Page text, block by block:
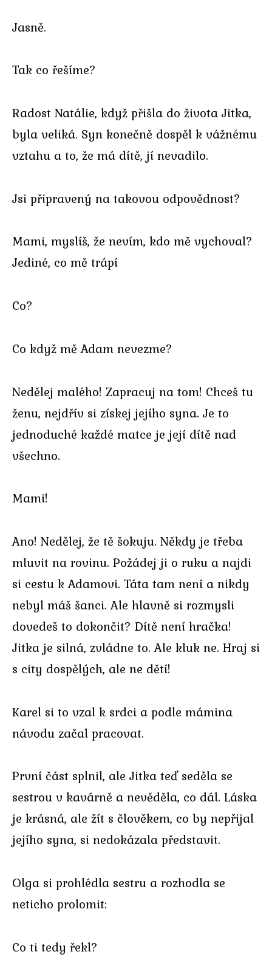
Jasně.
Tak co řešíme?
Radost Natálie, když přišla do života Jitka,
byla veliká. Syn konečně dospěl k vážnému
vztahu a to, že má dítě, jí nevadilo.
Jsi připravený na takovou odpovědnost?
Mami, myslíš, že nevím, kdo mě vychoval?
Jediné, co mě trápí
Co?
Co když mě Adam nevezme?
Nedělej malého! Zapracuj na tom! Chceš tu
ženu, nejdřív si získej jejího syna. Je to
jednoduché každé matce je její dítě nad
všechno.
Mami!
Ano! Nedělej, že tě šokuju. Někdy je třeba
mluvit na rovinu. Požádej ji o ruku a najdi
si cestu k Adamovi. Táta tam není a nikdy
nebyl máš šanci. Ale hlavně si rozmysli
dovedeš to dokončit? Dítě není hračka!
Jitka je silná, zvládne to. Ale kluk ne. Hraj si
s city dospělých, ale ne dětí!
Karel si to vzal k srdci a podle mámina
návodu začal pracovat.
První část splnil, ale Jitka teď seděla se
sestrou v kavárně a nevěděla, co dál. Láska
je krásná, ale žít s člověkem, co by nepřijal
jejího syna, si nedokázala představit.
Olga si prohlédla sestru a rozhodla se
neticho prolomit:
Co ti tedy řekl?